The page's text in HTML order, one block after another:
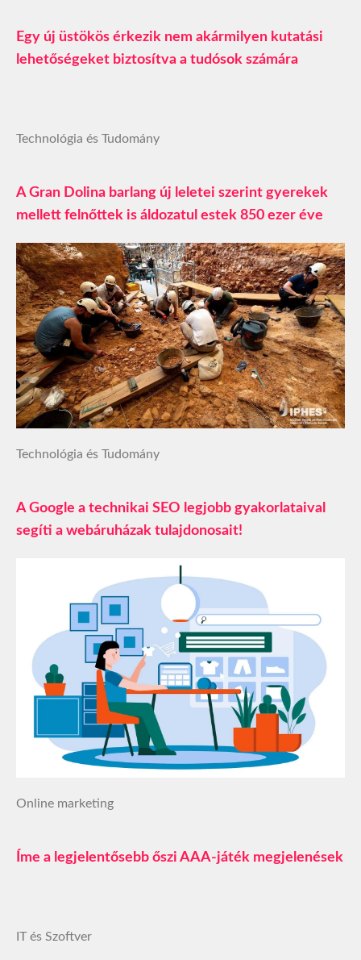
Egy új üstökös érkezik nem akármilyen kutatási
lehetőségeket biztosítva a tudósok számára
Technológia és Tudomány
A Gran Dolina barlang új leletei szerint gyerekek
mellett felnőttek is áldozatul estek 850 ezer éve
Technológia és Tudomány
A Google a technikai SEO legjobb gyakorlataival
segíti a webáruházak tulajdonosait!
Online marketing
Íme a legjelentősebb őszi AAA-játék megjelenések
IT és Szoftver